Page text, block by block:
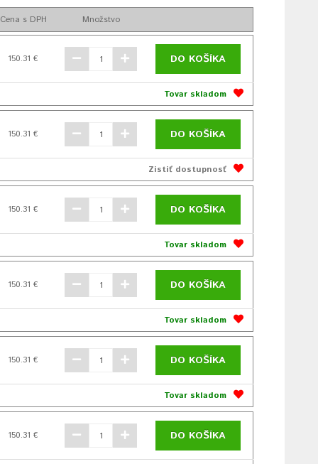
Cena s DPH Množstvo
150.31 € DO KOŠÍKA
Tovar skladom
150.31 € DO KOŠÍKA
Zistiť dostupnosť
150.31 € DO KOŠÍKA
Tovar skladom
150.31 € DO KOŠÍKA
Tovar skladom
150.31 € DO KOŠÍKA
Tovar skladom
150.31 € DO KOŠÍKA